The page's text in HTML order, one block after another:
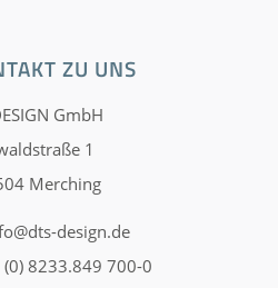
ZU UNS
GmbH
1
Merching
design.de
8233.849 700-0